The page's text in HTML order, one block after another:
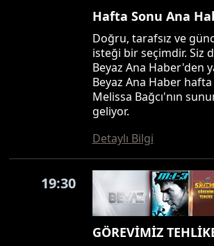
Hafta Sonu Ana
Doğru, tarafsız ve
isteği bir seçimdir. Siz
Beyaz Ana Haber'den
Beyaz Ana Haber hafta
Melissa Bağcı'nın
geliyor.
Detaylı Bilgi
19:30
GÖREVİMİZ